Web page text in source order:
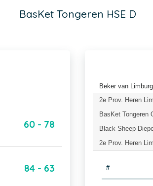
BasKet Tongeren HSE D
60 - 78
84 - 63
Beker van
2e Prov. Heren
BasKet Tongeren
Black Sheep
2e Prov. Heren
#